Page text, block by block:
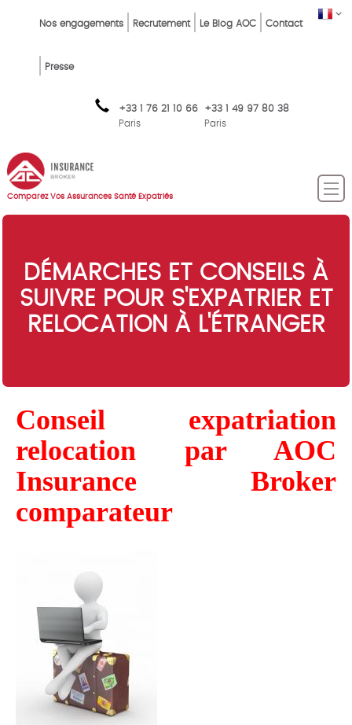
FR
Top
FR
Nos engagements Recrutement Le Blog AOC Contact
Presse
+33 1 76 21 10 66
Paris
+33 1 49 97 80 38
Paris
Comparez Vos Assurances Santé Expatriés
DÉMARCHES ET CONSEILS À
SUIVRE POUR S'EXPATRIER ET
RELOCATION À L'ÉTRANGER
Conseil expatriation
relocation par AOC
Insurance Broker
comparateur